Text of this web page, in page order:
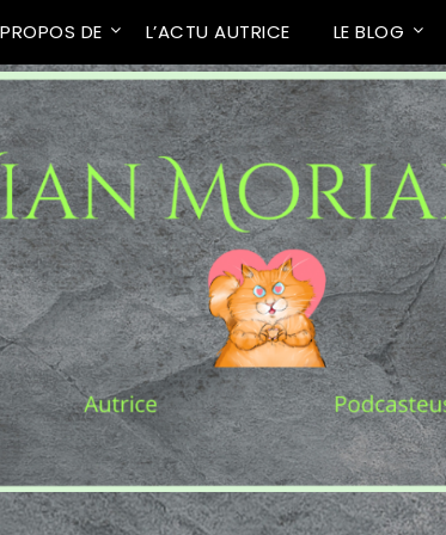
DE L’ACTU AUTRICE LE BLOG